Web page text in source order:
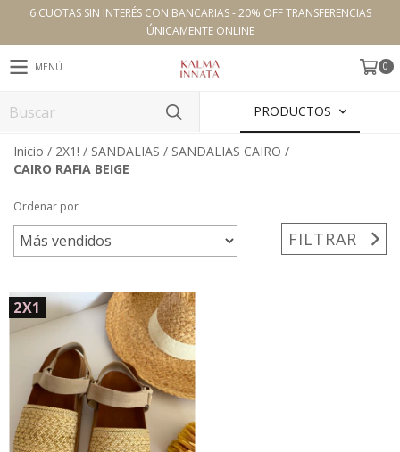
6 CUOTAS SIN INTERÉS CON BANCARIAS - 20% OFF TRANSFERENCIAS
ÚNICAMENTE ONLINE
MENÚ 0
PRODUCTOS
Inicio / 2X1! / SANDALIAS / SANDALIAS CAIRO /
CAIRO RAFIA BEIGE
Ordenar por
FILTRAR
2X1